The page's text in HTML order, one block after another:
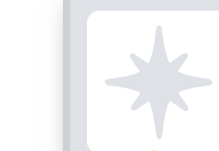
Saluzzo, Chiesa Parrocchiale di Santa
28/11/2022 15:00
Saluzzo, Chiesa Parrocchiale di Santa
Visibile a tutti gli utenti
INVIA